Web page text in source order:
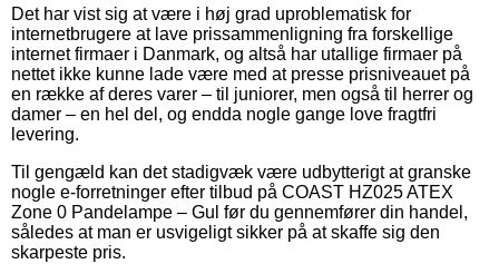
Det har vist sig at være i høj grad uproblematisk for
internetbrugere at lave prissammenligning fra forskellige
internet firmaer i Danmark, og altså har utallige firmaer på
nettet ikke kunne lade være med at presse prisniveauet på
en række af deres varer – til juniorer, men også til herrer og
damer – en hel del, og endda nogle gange love fragtfri
levering.
Til gengæld kan det stadigvæk være udbytterigt at granske
nogle e-forretninger efter tilbud på COAST HZ025 ATEX
Zone 0 Pandelampe – Gul før du gennemfører din handel,
således at man er usvigeligt sikker på at skaffe sig den
skarpeste pris.